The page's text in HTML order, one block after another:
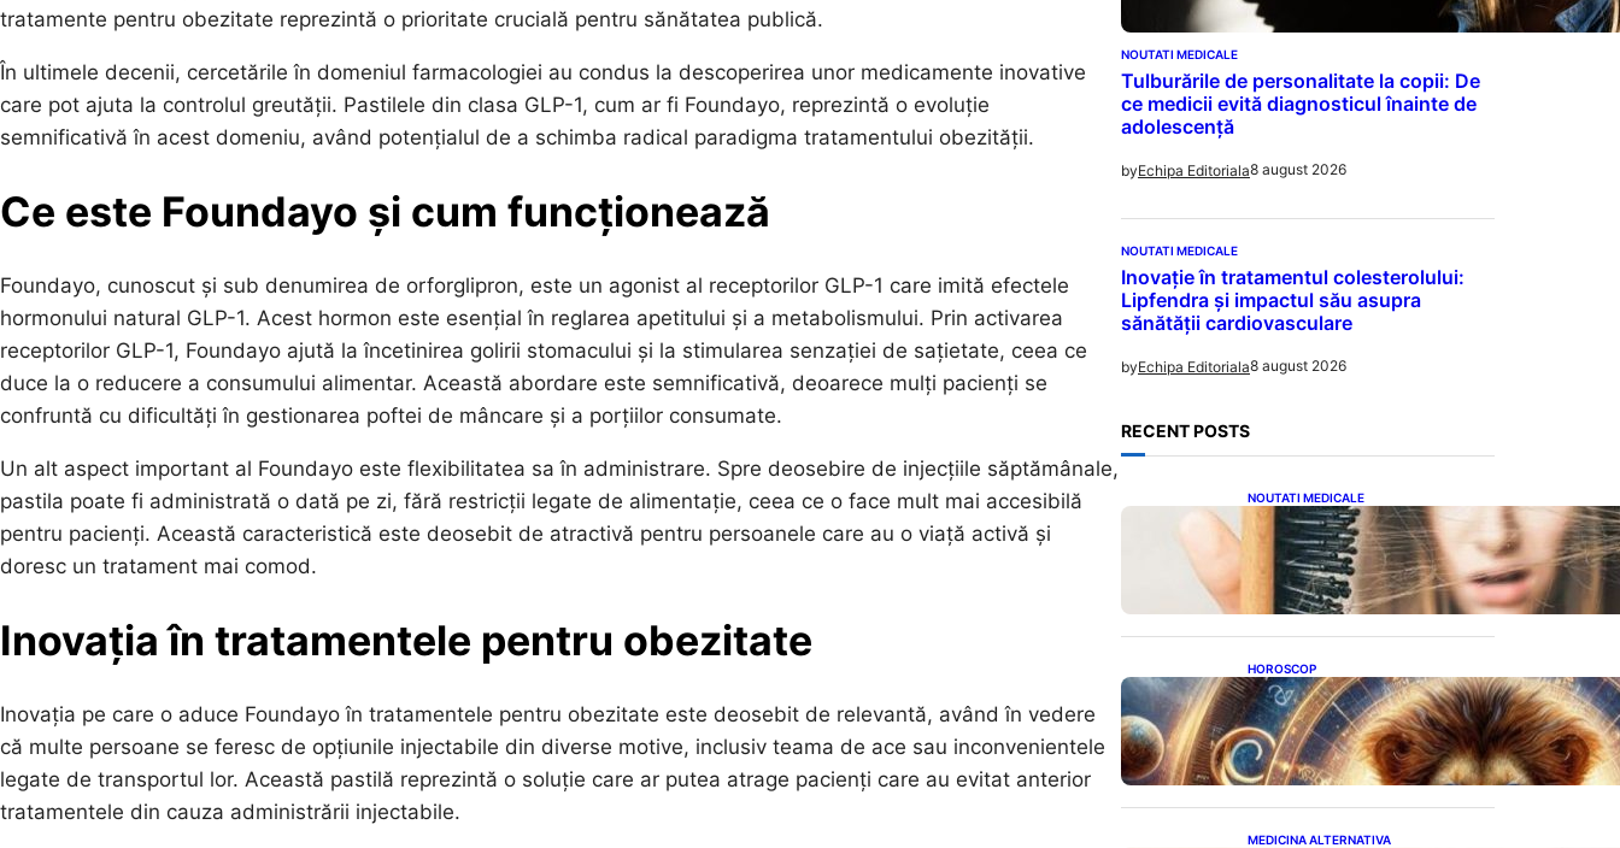
tratamente pentru obezitate reprezintă o prioritate crucială pentru sănătatea publică.
În ultimele decenii, cercetările în domeniul farmacologiei au condus la descoperirea unor medicamente inovative
care pot ajuta la controlul greutății. Pastilele din clasa GLP-1, cum ar fi Foundayo, reprezintă o evoluție
semnificativă în acest domeniu, având potențialul de a schimba radical paradigma tratamentului obezității.
Ce este Foundayo și cum funcționează
Foundayo, cunoscut și sub denumirea de orforglipron, este un agonist al receptorilor GLP-1 care imită efectele
hormonului natural GLP-1. Acest hormon este esențial în reglarea apetitului și a metabolismului. Prin activarea
receptorilor GLP-1, Foundayo ajută la încetinirea golirii stomacului și la stimularea senzației de sațietate, ceea ce
duce la o reducere a consumului alimentar. Această abordare este semnificativă, deoarece mulți pacienți se
confruntă cu dificultăți în gestionarea poftei de mâncare și a porțiilor consumate.
Un alt aspect important al Foundayo este flexibilitatea sa în administrare. Spre deosebire de injecțiile săptămânale,
pastila poate fi administrată o dată pe zi, fără restricții legate de alimentație, ceea ce o face mult mai accesibilă
pentru pacienți. Această caracteristică este deosebit de atractivă pentru persoanele care au o viață activă și
doresc un tratament mai comod.
Inovația în tratamentele pentru obezitate
Inovația pe care o aduce Foundayo în tratamentele pentru obezitate este deosebit de relevantă, având în vedere
că multe persoane se feresc de opțiunile injectabile din diverse motive, inclusiv teama de ace sau inconvenientele
legate de transportul lor. Această pastilă reprezintă o soluție care ar putea atrage pacienți care au evitat anterior
tratamentele din cauza administrării injectabile.
NOUTATI MEDICALE
Tulburările de personalitate la copii: De
ce medicii evită diagnosticul înainte de
adolescență
byEchipa Editoriala8 august 2026
NOUTATI MEDICALE
Inovație în tratamentul colesterolului:
Lipfendra și impactul său asupra
sănătății cardiovasculare
byEchipa Editoriala8 august 2026
RECENT POSTS
NOUTATI MEDICALE
Semnele unei deficiențe de
proteine: Impactul asupra
sănătății tale
HOROSCOP
Portalul Leului 8/8:
Oportunități de Abundență
pentru Cinci Zodii în 2026
MEDICINA ALTERNATIVA